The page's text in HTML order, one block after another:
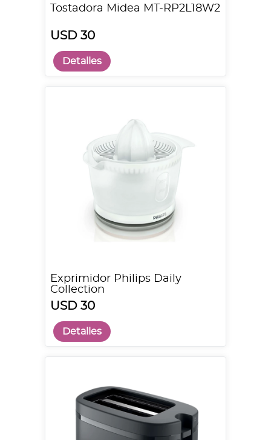
Tostadora Midea MT-RP2L18W2
USD 30
Detalles
Exprimidor Philips Daily
Collection
USD 30
Detalles